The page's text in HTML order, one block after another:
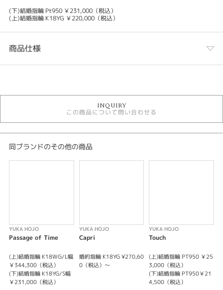
(下)結婚指輪 Pt950 ￥231,000（税込）
(上)結婚指輪 K18YG ￥220,000（税込）
商品仕様
結婚指輪
YUKA HOJO結婚指輪
人気ブランド結婚指輪
結婚指輪 ストレート
結婚指輪 ゴールドカラー
結婚指輪 プラチナカラー
結婚指輪 一石
テイスト
結婚指輪 シンプル
性別
INQUIRY
この商品について問い合わせる
同ブランドのその他の商品
YUKA HOJO
Passage of Time
(上)結婚指輪 K18WG/L幅
￥344,300（税込）
(下)結婚指輪 K18YG/S幅
￥231,000（税込）
YUKA HOJO
Capri
婚約指輪 K18YG ¥270,60
0（税込）～
YUKA HOJO
Touch
(上)結婚指輪 PT950 ￥25
3,000（税込）
(下)結婚指輪 PT950￥21
4,500（税込）